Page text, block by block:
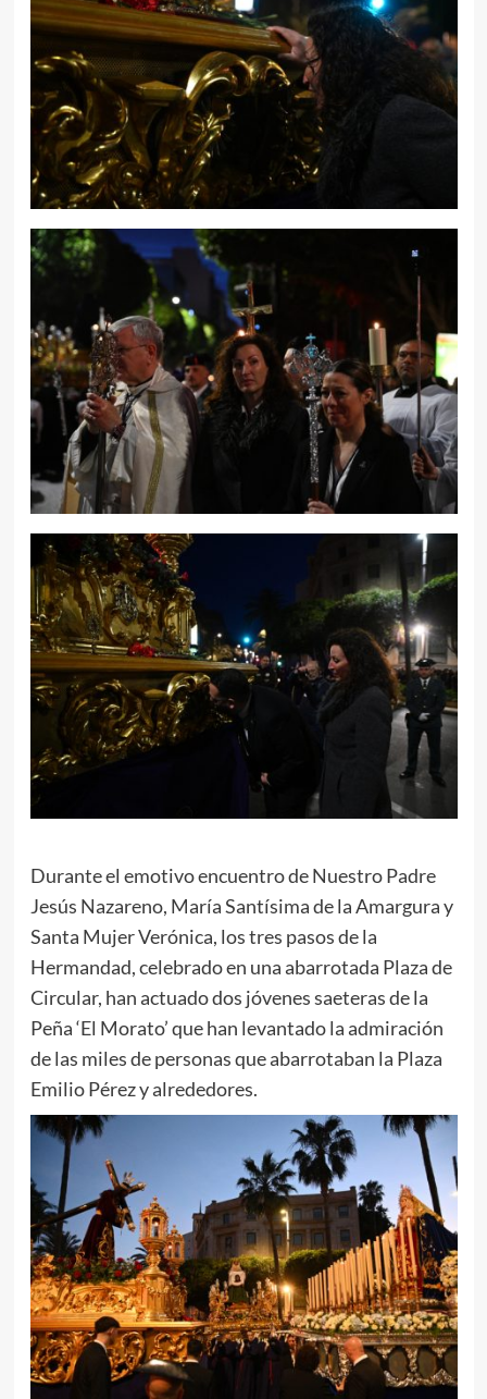
Durante el emotivo encuentro de Nuestro Padre
Jesús Nazareno, María Santísima de la Amargura y
Santa Mujer Verónica, los tres pasos de la
Hermandad, celebrado en una abarrotada Plaza de
Circular, han actuado dos jóvenes saeteras de la
Peña ‘El Morato’ que han levantado la admiración
de las miles de personas que abarrotaban la Plaza
Emilio Pérez y alrededores.